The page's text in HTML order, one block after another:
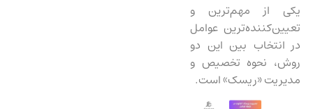
یکی از مهم‌ترین و
تعیین‌کننده‌ترین عوامل
در انتخاب بین این دو
روش، نحوه تخصیص و
مدیریت «ریسک» است.